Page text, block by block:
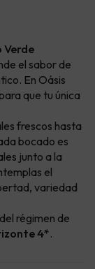
Verde
el sabor de
En Oásis
que tu única
frescos hasta
bocado es
junto a la
el
variedad
régimen de
4*.